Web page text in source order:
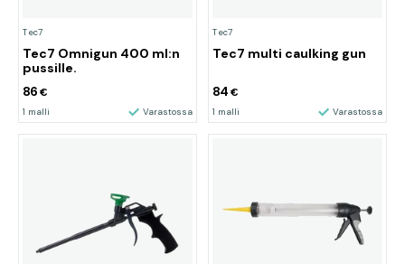
Tec7
Tec7 Omnigun 400 ml:n
pussille.
86€
1 malli Varastossa
Tec7
Tec7 multi caulking gun
84€
1 malli Varastossa